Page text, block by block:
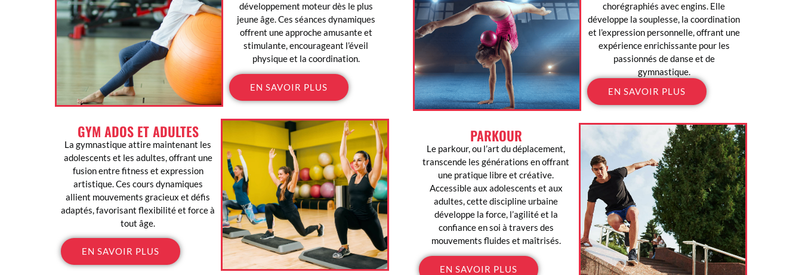
développement moteur dès le plus
jeune âge. Ces séances dynamiques
offrent une approche amusante et
stimulante, encourageant l’éveil
physique et la coordination.
EN SAVOIR PLUS
GYM ADOS ET ADULTES
La gymnastique attire maintenant les
adolescents et les adultes, offrant une
fusion entre fitness et expression
artistique. Ces cours dynamiques
allient mouvements gracieux et défis
adaptés, favorisant flexibilité et force à
tout âge.
EN SAVOIR PLUS
chorégraphiés avec engins. Elle
développe la souplesse, la coordination
et l’expression personnelle, offrant une
expérience enrichissante pour les
passionnés de danse et de
gymnastique.
EN SAVOIR PLUS
PARKOUR
Le parkour, ou l’art du déplacement,
transcende les générations en offrant
une pratique libre et créative.
Accessible aux adolescents et aux
adultes, cette discipline urbaine
développe la force, l’agilité et la
confiance en soi à travers des
mouvements fluides et maîtrisés.
EN SAVOIR PLUS